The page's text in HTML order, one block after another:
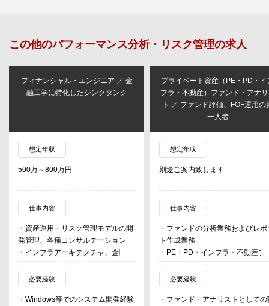
この他のパフォーマンス分析・リスク管理の求人
フィナンシャル・エンジニア ／ 金
融工学に特化したシンクタンク
想定年収
500万～800万円
仕事内容
・資産運用・リスク管理モデルの開
発管理、各種コンサルテーション
・インフラアーキテクチャ、金融デ
ータベース構築、社内システム基盤
管理等
必要経験
・Windows等でのシステム開発経験
プライベート資産（PE・PD・イ
フラ・不動産）ファンド・アナ
ト ／ ファンド評価、FOF運用の
一人者
想定年収
別途ご案内致します
仕事内容
・ファンドの分析業務およびレポ
ト作成業務
・PE・PD・インフラ・不動産フ
ンドの運用力をさまざまな視点か
分析し、そのファンドが将来にわ
って超過リターンをあげる可能性
あるかを評価し、投資助言を行う
必要経験
・ファンド・アナリストとしての